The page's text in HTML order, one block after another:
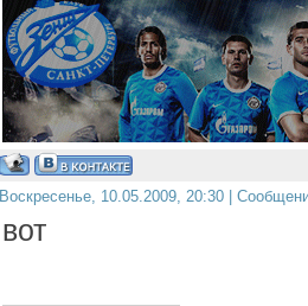
Воскресенье, 10.05.2009, 20:30 |
вот